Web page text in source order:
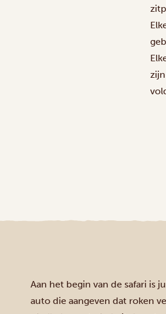
Aan het begin van de safari is
auto die aangeven dat roken